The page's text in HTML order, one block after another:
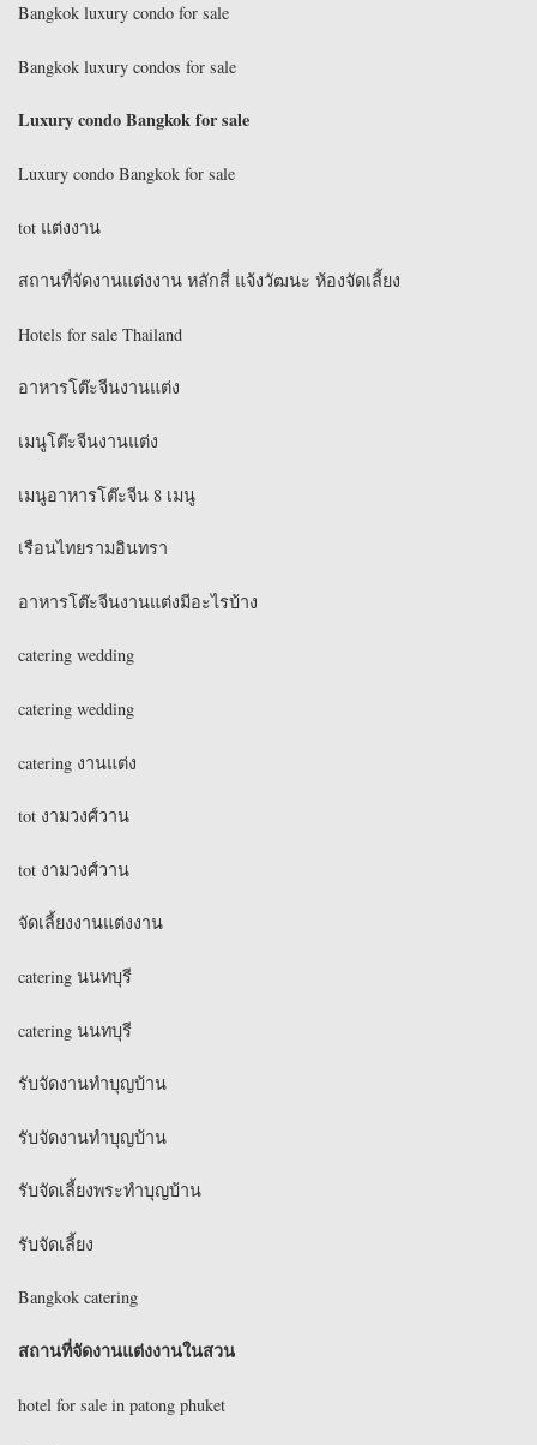
Bangkok luxury condo for sale
Bangkok luxury condos for sale
Luxury condo Bangkok for sale
Luxury condo Bangkok for sale
tot แต่งงาน
สถานที่จัดงานแต่งงาน หลักสี่ แจ้งวัฒนะ ห้องจัดเลี้ยง
Hotels for sale Thailand
อาหารโต๊ะจีนงานแต่ง
เมนูโต๊ะจีนงานแต่ง
เมนูอาหารโต๊ะจีน 8 เมนู
เรือนไทยรามอินทรา
อาหารโต๊ะจีนงานแต่งมีอะไรบ้าง
catering wedding
catering wedding
catering งานแต่ง
tot งามวงศ์วาน
tot งามวงศ์วาน
จัดเลี้ยงงานแต่งงาน
catering นนทบุรี
catering นนทบุรี
รับจัดงานทําบุญบ้าน
รับจัดงานทําบุญบ้าน
รับจัดเลี้ยงพระทําบุญบ้าน
รับจัดเลี้ยง
Bangkok catering
สถานที่จัดงานแต่งงานในสวน
hotel for sale in patong phuket